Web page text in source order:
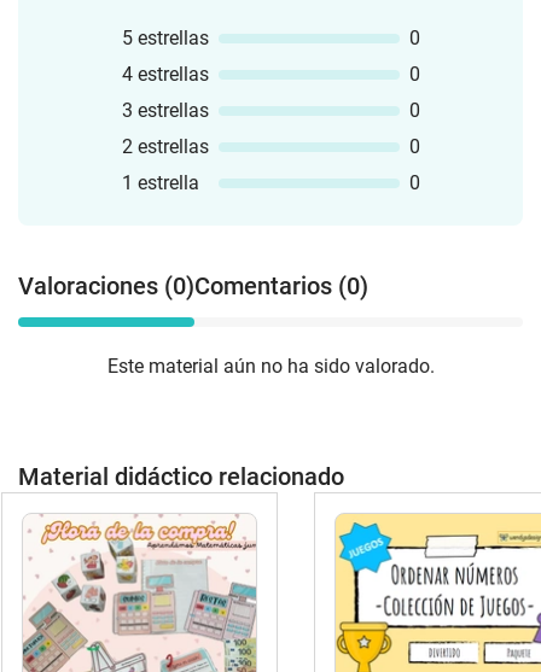
5 estrellas
0
4 estrellas
0
3 estrellas
0
2 estrellas
0
1 estrella
0
Valoraciones (0)Comentarios (0)
Este material aún no ha sido valorado.
Material didáctico relacionado